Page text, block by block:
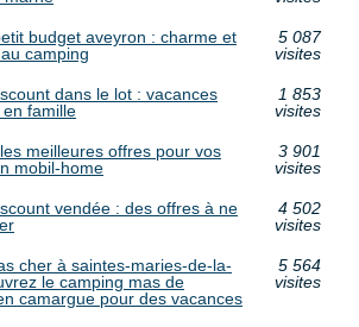
budget aveyron : charme et
camping
5 087
visites
dans le lot : vacances
famille
1 853
visites
meilleures offres pour vos
mobil-home
3 901
visites
vendée : des offres à ne
4 502
visites
cher à saintes-maries-de-la-
le camping mas de
camargue pour des vacances
5 564
visites